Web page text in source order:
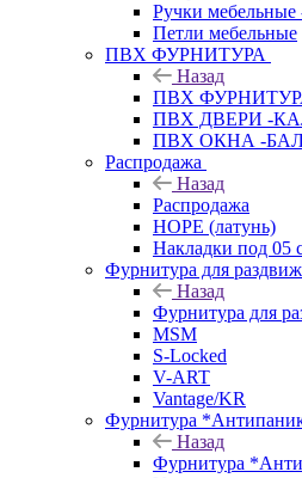
Ручки
Петли мебельные
ПВХ ФУРНИТУРА
Назад
ПВХ
ПВХ ДВЕРИ -
ПВХ ОКНА -
Распродажа
Назад
Распродажа
HOPE (латунь)
Накладки под 05
Фурнитура для
Назад
Фурнитура для
MSM
S-Locked
V-ART
Vantage/KR
Фурнитура
Назад
Фурнитура